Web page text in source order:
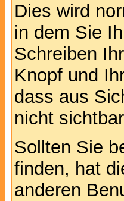
Dies wird
in dem Sie
Schreiben
Knopf und
dass aus
nicht
Sollten Sie
finden, hat
anderen